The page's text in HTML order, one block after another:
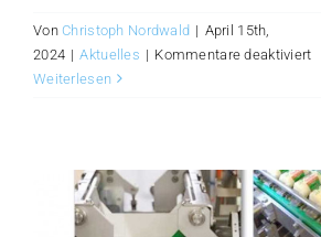
VonChristoph Nordwald | April 15th,
2024 | Aktuelles | Kommentare deaktiviertfür
Weiterlesen